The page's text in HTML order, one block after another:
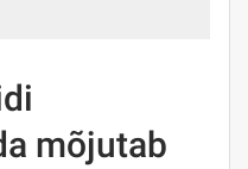
mõjutab